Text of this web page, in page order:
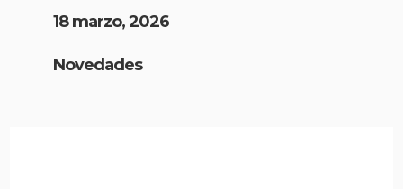
18 marzo, 2026
Novedades